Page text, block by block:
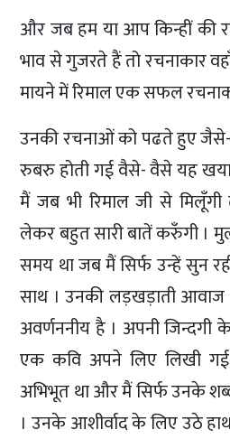
और जब हम या आप किन्हीं की
भाव से गुजरते हैं तो रचनाकार
मायने में रिमाल एक सफल
उनकी रचनाओं को पढते हुए
रुबरु होती गई वैसे- वैसे यह
मैं जब भी रिमाल जी से
लेकर बहुत सारी बातें करुँगी ।
समय था जब मैं सिर्फ उन्हें सुन
साथ । उनकी लड़खड़ाती आवाज
अवर्णननीय है । अपनी
एक कवि अपने लिए लिखी गई
अभिभूत था और मैं सिर्फ उनके
। उनके आशीर्वाद के लिए उठे